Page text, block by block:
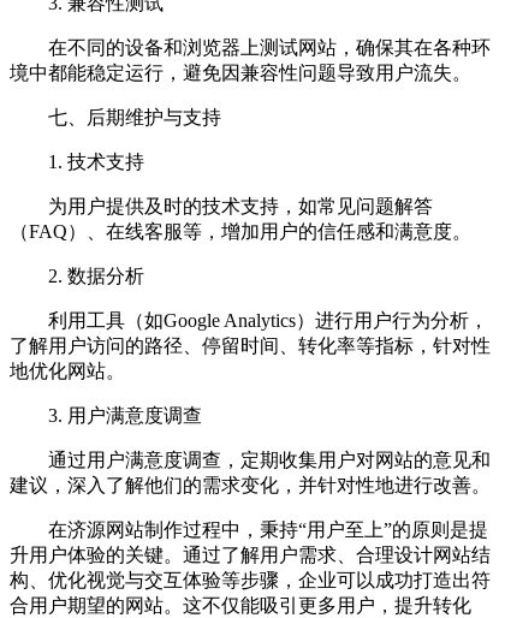
在不同的设备和浏览器上测试网站，确保其在各种环
境中都能稳定运行，避免因兼容性问题导致用户流失。
七、后期维护与支持
1. 技术支持
为用户提供及时的技术支持，如常见问题解答
（FAQ）、在线客服等，增加用户的信任感和满意度。
2. 数据分析
利用工具（如Google Analytics）进行用户行为分析，
了解用户访问的路径、停留时间、转化率等指标，针对性
地优化网站。
3. 用户满意度调查
通过用户满意度调查，定期收集用户对网站的意见和
建议，深入了解他们的需求变化，并针对性地进行改善。
在济源网站制作过程中，秉持“用户至上”的原则是提
升用户体验的关键。通过了解用户需求、合理设计网站结
构、优化视觉与交互体验等步骤，企业可以成功打造出符
合用户期望的网站。这不仅能吸引更多用户，提升转化